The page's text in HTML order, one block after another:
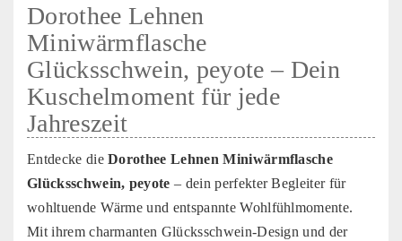
Dorothee Lehnen
Miniwärmflasche
Glücksschwein, peyote – Dein
Kuschelmoment für jede
Jahreszeit
Entdecke dieDorothee Lehnen Miniwärmflasche
Glücksschwein, peyote – dein perfekter Begleiter für
wohltuende Wärme und entspannte Wohlfühlmomente.
Mit ihrem charmanten Glücksschwein-Design und der